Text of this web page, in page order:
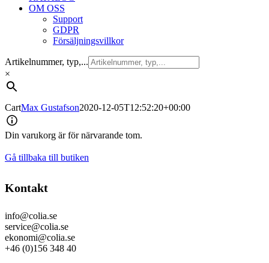
OM OSS
Support
GDPR
Försäljningsvillkor
Artikelnummer, typ,...
×
CartMax Gustafson2020-12-05T12:52:20+00:00
Din varukorg är för närvarande tom.
Gå tillbaka till butiken
Kontakt
info@colia.se
service@colia.se
ekonomi@colia.se
+46 (0)156 348 40